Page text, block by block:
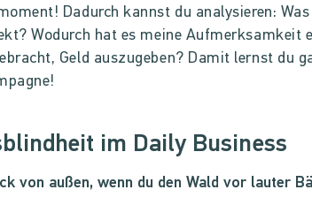
Dadurch kannst du analysieren:
Wodurch hat es meine Aufmerksamkeit
Geld auszugeben? Damit lernst du
im Daily Business
von außen, wenn du den Wald vor lauter